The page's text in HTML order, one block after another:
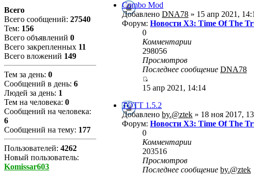
Всего
Всего сообщений: 27540
Тем: 156
Всего объявлений 0
Всего закрепленных 11
Всего вложений 149
Тем за день: 0
Сообщений в день: 6
Людей за день: 1
Тем на человека: 0
Сообщений на человека:
6
Сообщений на тему: 177
Пользователей: 4262
Новый пользователь:
Komissar603
Combo Mod
Добавлено DNA78 » 15 апр 2021,
Форум: Новости X3: Time Of The
0
Комментарии
298056
Просмотров
Последнее сообщение DNA78
15 апр 2021, 14:14
TOTT 1.5.2
Добавлено by.@ztek » 18 ноя 2017,
Форум: Новости X3: Time Of The
0
Комментарии
203516
Просмотров
Последнее сообщение by.@ztek